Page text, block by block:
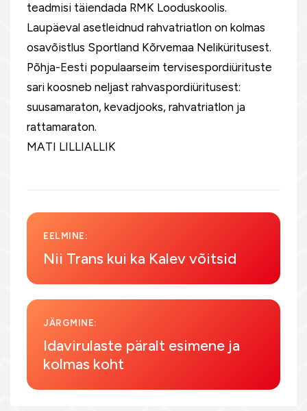
teadmisi täiendada RMK Looduskoolis.
Laupäeval asetleidnud rahvatriatlon on kolmas
osavõistlus Sportland Kõrvemaa Neliküritusest.
Põhja-Eesti populaarseim tervisespordiürituste
sari koosneb neljast rahvaspordiüritusest:
suusamaraton, kevadjooks, rahvatriatlon ja
rattamaraton.
MATI LILLIALLIK
EELMINE:
Nii Trans kui ka Kalev võitsid
JÄRGMINE:
Idavirulaste päralt esimene ja
kolmas koht